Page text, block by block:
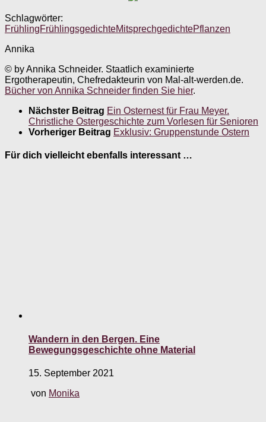
Schlagwörter:
FrühlingFrühlingsgedichteMitsprechgedichtePflanzen
Annika
© by Annika Schneider. Staatlich examinierte
Ergotherapeutin, Chefredakteurin von Mal-alt-werden.de.
Bücher von Annika Schneider finden Sie hier.
Nächster Beitrag Ein Osternest für Frau Meyer.
Christliche Ostergeschichte zum Vorlesen für Senioren
Vorheriger Beitrag Exklusiv: Gruppenstunde Ostern
Für dich vielleicht ebenfalls interessant …
Wandern in den Bergen. Eine
Bewegungsgeschichte ohne Material
15. September 2021
von Monika